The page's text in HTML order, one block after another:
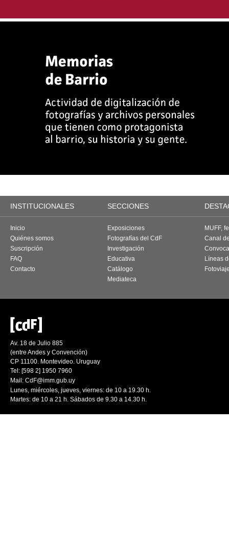
INSTITUCIONALES SECCIONES
Inicio
Quiénes somos
Suscripción
FAQ
Contacto
Exposiciones
Fotografías del CdF
Investigación
Educativa
Catálogo
Mediateca
MUFF,
Canal
Líneas
Av. 18 de Julio 885
(entre Andes y Convención)
CP 11100. Montevideo. Uruguay
Tel: [598 2] 1950 7960
Mail: CdF@imm.gub.uy
Lunes, miércoles, jueves, viernes: de 10 a 19.30 h.
Martes: de 10 a 21 h. Sábados de 9.30 a 14.30 h.